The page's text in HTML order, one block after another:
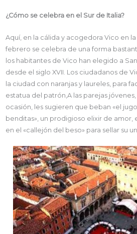
¿Cómo se celebra en el Sur de Italia?
Aquí, en la cálida y acogedora Vico en
febrero se celebra de una forma
los habitantes de Vico han elegido a
desde el siglo XVII. Los ciudadanos de
la ciudad con naranjas y laureles, para
estatua del patrón,A las parejas
ocasión, les sugieren que beban «el
benditas», un prodigioso elixir de amor,
en el «callejón del beso» para sellar su